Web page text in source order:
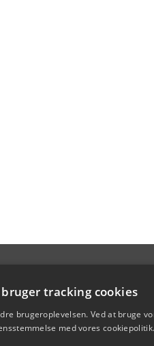
tracking cookies
brugeroplevelsen. Ved at bruge
med vores cookiepolitik.